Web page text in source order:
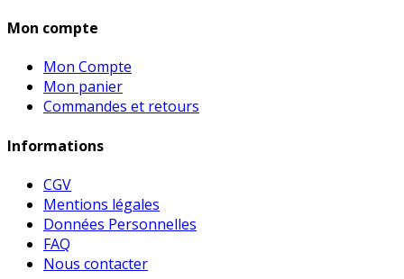
Mon compte
Mon Compte
Mon panier
Commandes et retours
Informations
CGV
Mentions légales
Données Personnelles
FAQ
Nous contacter